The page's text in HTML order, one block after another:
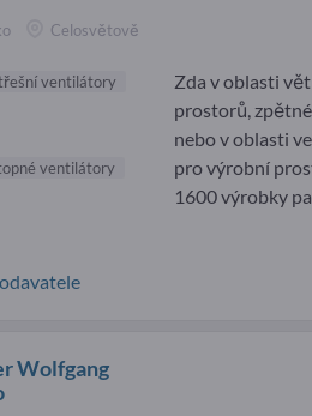
Celosvětově
ventilátory
ventilátory
Zda v oblasti
prostorů,
nebo v oblasti
pro výrobní
1600 výrobky
Wolfgang